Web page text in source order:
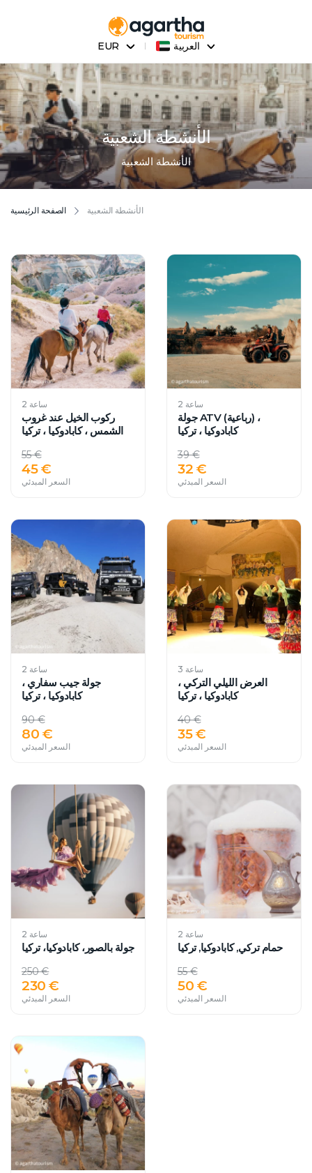
EUR العربية
الأنشطة الشعبية
الأنشطة الشعبية
الصفحة الرئيسية الأنشطة الشعبية
2 ساعة
ركوب الخيل عند غروب
الشمس ، كابادوكيا ، تركيا
55 €
45 €
السعر المبدئي
2 ساعة
جولة ATV (رباعية) ،
كابادوكيا ، تركيا
39 €
32 €
السعر المبدئي
2 ساعة
جولة جيب سفاري ،
كابادوكيا ، تركيا
90 €
80 €
السعر المبدئي
3 ساعة
العرض الليلي التركي ،
كابادوكيا ، تركيا
40 €
35 €
السعر المبدئي
2 ساعة
جولة بالصور، كابادوكيا، تركيا
250 €
230 €
السعر المبدئي
2 ساعة
حمام تركي, كابادوكيا, تركيا
55 €
50 €
السعر المبدئي